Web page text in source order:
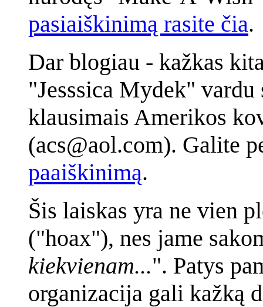
pasiaiškinimą rasite čia.
Dar blogiau - kažkas
"Jesssica Mydek"
klausimais Amerikos
(acs@aol.com). Galite
paaiškinimą.
Šis laiskas yra ne vien
("hoax"), nes jame
kiekvienam...". Patys
organizacija gali kažką